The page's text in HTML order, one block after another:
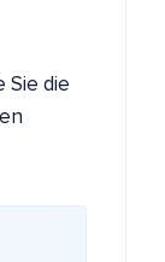
Sie die